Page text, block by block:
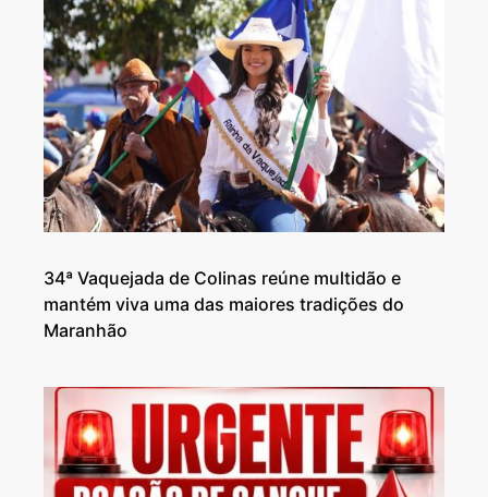
34ª Vaquejada de Colinas reúne multidão e
mantém viva uma das maiores tradições do
Maranhão